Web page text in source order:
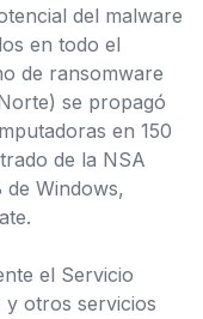
del malware
en todo el
de ransomware
se propagó
en 150
de la NSA
Windows,
el Servicio
y otros servicios